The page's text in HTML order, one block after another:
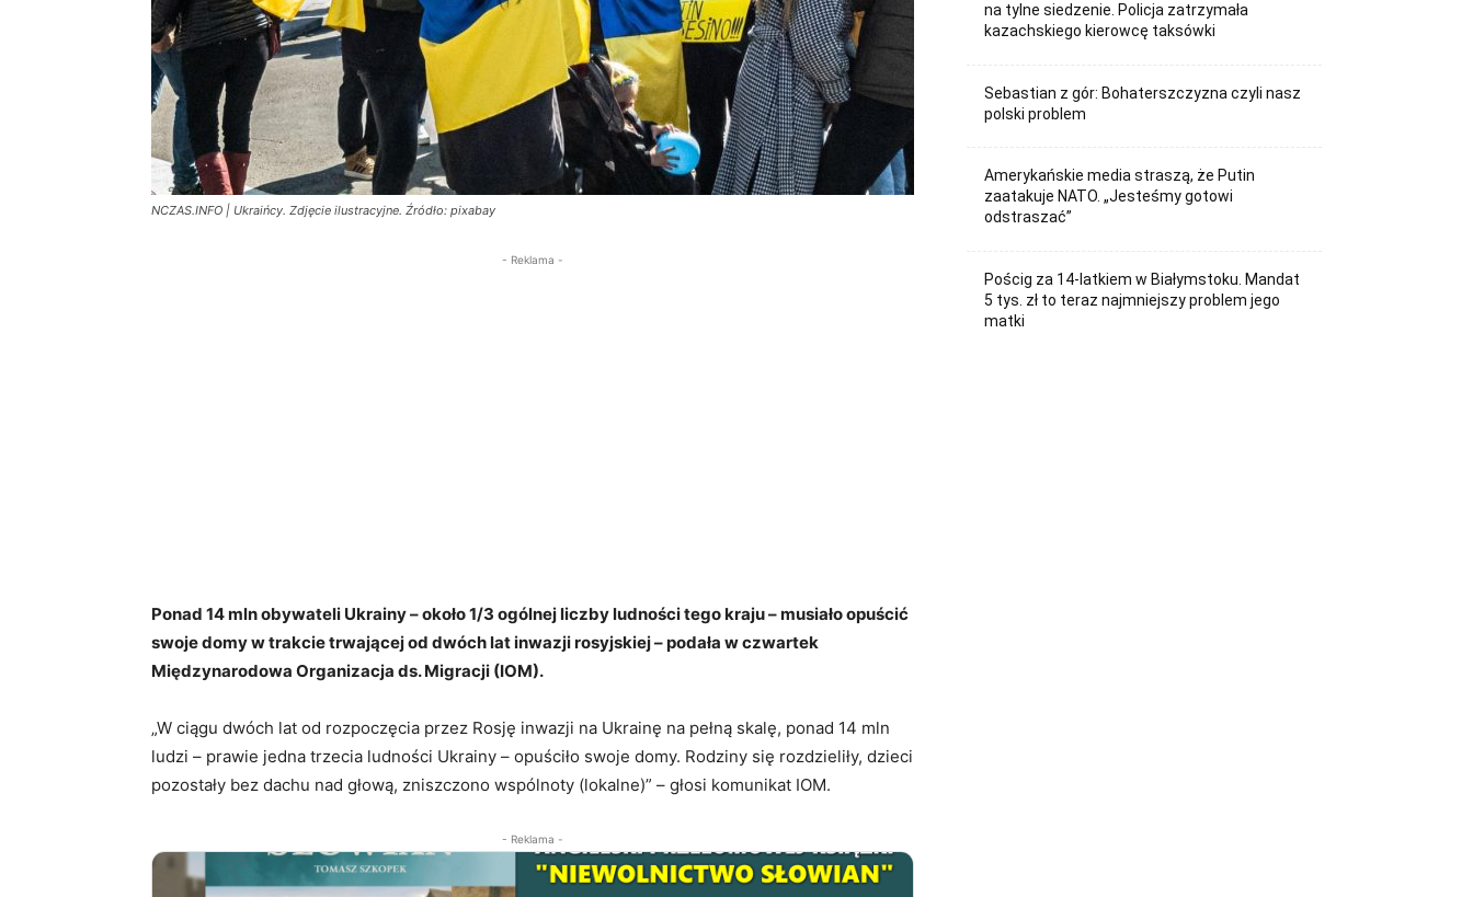
NCZAS.INFO | Ukraińcy. Zdjęcie ilustracyjne. Źródło: pixabay
- Reklama -
Ponad 14 mln obywateli Ukrainy – około 1/3 ogólnej liczby ludności tego kraju – musiało opuścić
swoje domy w trakcie trwającej od dwóch lat inwazji rosyjskiej – podała w czwartek
Międzynarodowa Organizacja ds. Migracji (IOM).
„W ciągu dwóch lat od rozpoczęcia przez Rosję inwazji na Ukrainę na pełną skalę, ponad 14 mln
ludzi – prawie jedna trzecia ludności Ukrainy – opuściło swoje domy. Rodziny się rozdzieliły, dzieci
pozostały bez dachu nad głową, zniszczono wspólnoty (lokalne)” – głosi komunikat IOM.
- Reklama -
na tylne siedzenie. Policja zatrzymała
kazachskiego kierowcę taksówki
Sebastian z gór: Bohaterszczyzna czyli nasz
polski problem
Amerykańskie media straszą, że Putin
zaatakuje NATO. „Jesteśmy gotowi
odstraszać”
Pościg za 14-latkiem w Białymstoku. Mandat
5 tys. zł to teraz najmniejszy problem jego
matki